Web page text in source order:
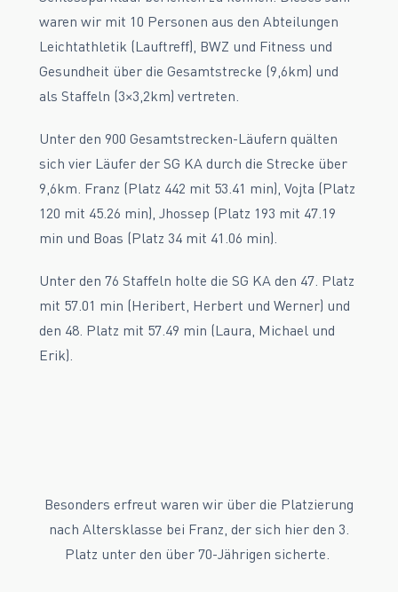
waren wir mit 10 Personen aus den Abteilungen
Leichtathletik (Lauftreff), BWZ und Fitness und
Gesundheit über die Gesamtstrecke (9,6km) und
als Staffeln (3×3,2km) vertreten.
Unter den 900 Gesamtstrecken-Läufern quälten
sich vier Läufer der SG KA durch die Strecke über
9,6km. Franz (Platz 442 mit 53.41 min), Vojta (Platz
120 mit 45.26 min), Jhossep (Platz 193 mit 47.19
min und Boas (Platz 34 mit 41.06 min).
Unter den 76 Staffeln holte die SG KA den 47. Platz
mit 57.01 min (Heribert, Herbert und Werner) und
den 48. Platz mit 57.49 min (Laura, Michael und
Erik).
Besonders erfreut waren wir über die Platzierung
nach Altersklasse bei Franz, der sich hier den 3.
Platz unter den über 70-Jährigen sicherte.